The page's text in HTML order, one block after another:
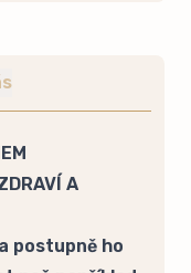
A
postupně ho